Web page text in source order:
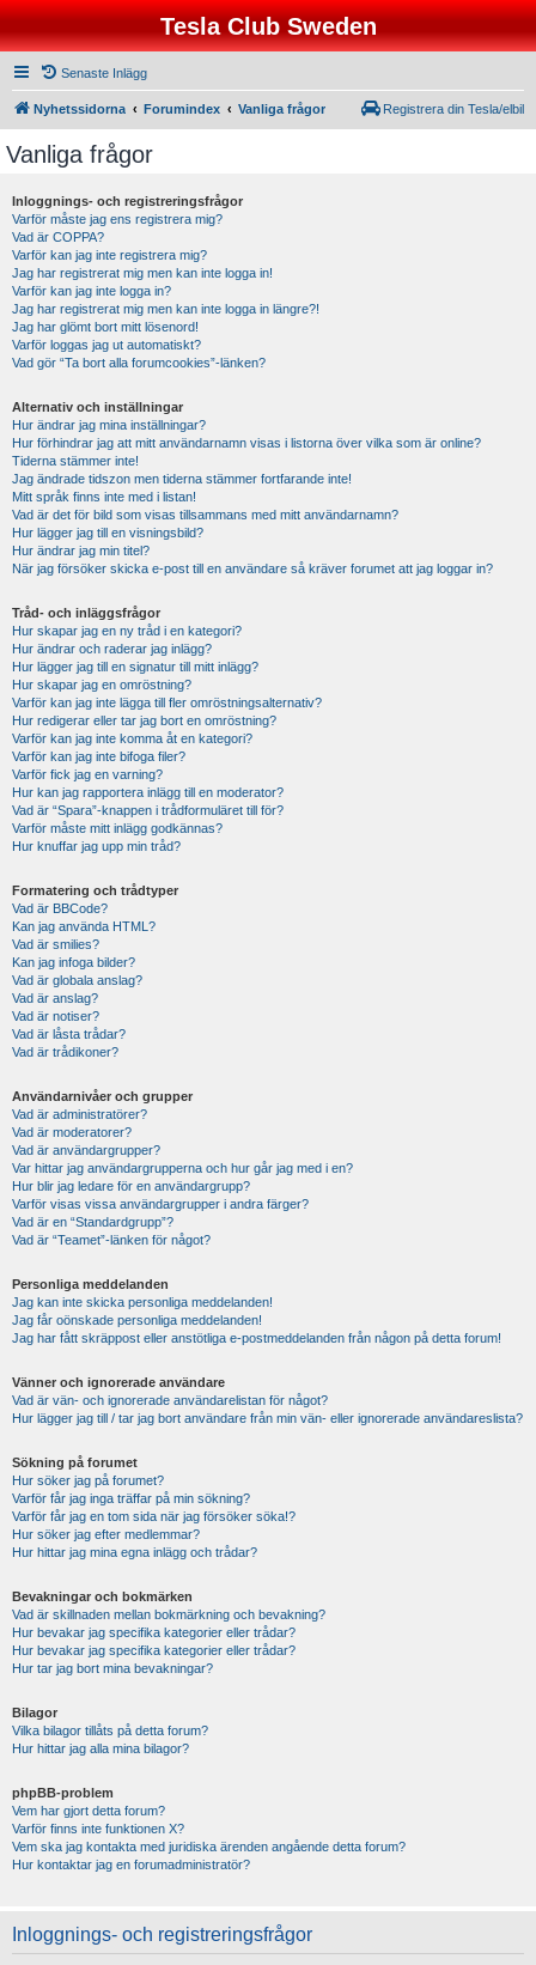
Tesla Club Sweden
Senaste Inlägg
Nyhetssidorna Forumindex Vanliga frågor Registrera din Tesla/elbil
Vanliga frågor
Inloggnings- och registreringsfrågor
Varför måste jag ens registrera mig?
Vad är COPPA?
Varför kan jag inte registrera mig?
Jag har registrerat mig men kan inte logga in!
Varför kan jag inte logga in?
Jag har registrerat mig men kan inte logga in längre?!
Jag har glömt bort mitt lösenord!
Varför loggas jag ut automatiskt?
Vad gör “Ta bort alla forumcookies”-länken?
Alternativ och inställningar
Hur ändrar jag mina inställningar?
Hur förhindrar jag att mitt användarnamn visas i listorna över vilka som är online?
Tiderna stämmer inte!
Jag ändrade tidszon men tiderna stämmer fortfarande inte!
Mitt språk finns inte med i listan!
Vad är det för bild som visas tillsammans med mitt användarnamn?
Hur lägger jag till en visningsbild?
Hur ändrar jag min titel?
När jag försöker skicka e-post till en användare så kräver forumet att jag loggar in?
Tråd- och inläggsfrågor
Hur skapar jag en ny tråd i en kategori?
Hur ändrar och raderar jag inlägg?
Hur lägger jag till en signatur till mitt inlägg?
Hur skapar jag en omröstning?
Varför kan jag inte lägga till fler omröstningsalternativ?
Hur redigerar eller tar jag bort en omröstning?
Varför kan jag inte komma åt en kategori?
Varför kan jag inte bifoga filer?
Varför fick jag en varning?
Hur kan jag rapportera inlägg till en moderator?
Vad är “Spara”-knappen i trådformuläret till för?
Varför måste mitt inlägg godkännas?
Hur knuffar jag upp min tråd?
Formatering och trådtyper
Vad är BBCode?
Kan jag använda HTML?
Vad är smilies?
Kan jag infoga bilder?
Vad är globala anslag?
Vad är anslag?
Vad är notiser?
Vad är låsta trådar?
Vad är trådikoner?
Användarnivåer och grupper
Vad är administratörer?
Vad är moderatorer?
Vad är användargrupper?
Var hittar jag användargrupperna och hur går jag med i en?
Hur blir jag ledare för en användargrupp?
Varför visas vissa användargrupper i andra färger?
Vad är en “Standardgrupp”?
Vad är “Teamet”-länken för något?
Personliga meddelanden
Jag kan inte skicka personliga meddelanden!
Jag får oönskade personliga meddelanden!
Jag har fått skräppost eller anstötliga e-postmeddelanden från någon på detta forum!
Vänner och ignorerade användare
Vad är vän- och ignorerade användarelistan för något?
Hur lägger jag till / tar jag bort användare från min vän- eller ignorerade användareslista?
Sökning på forumet
Hur söker jag på forumet?
Varför får jag inga träffar på min sökning?
Varför får jag en tom sida när jag försöker söka!?
Hur söker jag efter medlemmar?
Hur hittar jag mina egna inlägg och trådar?
Bevakningar och bokmärken
Vad är skillnaden mellan bokmärkning och bevakning?
Hur bevakar jag specifika kategorier eller trådar?
Hur bevakar jag specifika kategorier eller trådar?
Hur tar jag bort mina bevakningar?
Bilagor
Vilka bilagor tillåts på detta forum?
Hur hittar jag alla mina bilagor?
phpBB-problem
Vem har gjort detta forum?
Varför finns inte funktionen X?
Vem ska jag kontakta med juridiska ärenden angående detta forum?
Hur kontaktar jag en forumadministratör?
Inloggnings- och registreringsfrågor